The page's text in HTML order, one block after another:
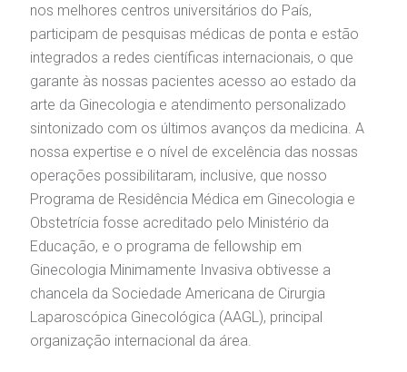
nos melhores centros universitários do País,
participam de pesquisas médicas de ponta e estão
integrados a redes científicas internacionais, o que
garante às nossas pacientes acesso ao estado da
arte da Ginecologia e atendimento personalizado
sintonizado com os últimos avanços da medicina. A
nossa expertise e o nível de excelência das nossas
operações possibilitaram, inclusive, que nosso
Programa de Residência Médica em Ginecologia e
Obstetrícia fosse acreditado pelo Ministério da
Educação, e o programa de fellowship em
Ginecologia Minimamente Invasiva obtivesse a
chancela da Sociedade Americana de Cirurgia
Laparoscópica Ginecológica (AAGL), principal
organização internacional da área.